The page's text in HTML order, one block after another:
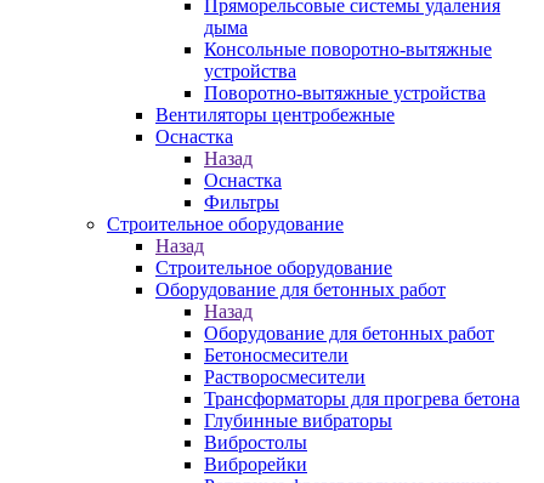
Пряморельсовые системы удаления
дыма
Консольные поворотно-вытяжные
устройства
Поворотно-вытяжные устройства
Вентиляторы центробежные
Оснастка
Назад
Оснастка
Фильтры
Строительное оборудование
Назад
Строительное оборудование
Оборудование для бетонных работ
Назад
Оборудование для бетонных работ
Бетоносмесители
Растворосмесители
Трансформаторы для прогрева бетона
Глубинные вибраторы
Вибростолы
Виброрейки